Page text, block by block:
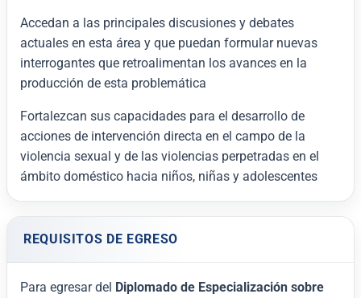
Accedan a las principales discusiones y debates
actuales en esta área y que puedan formular nuevas
interrogantes que retroalimentan los avances en la
producción de esta problemática
Fortalezcan sus capacidades para el desarrollo de
acciones de intervención directa en el campo de la
violencia sexual y de las violencias perpetradas en el
ámbito doméstico hacia niños, niñas y adolescentes
REQUISITOS DE EGRESO
Para egresar del Diplomado de Especialización sobre